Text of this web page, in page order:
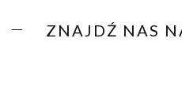
ZNAJDŹ NAS